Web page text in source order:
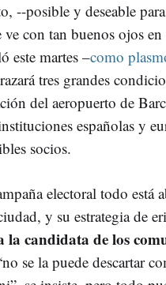
--posible y deseable
con tan buenos ojos
este martes –como
tres grandes
del aeropuerto de
españolas y
socios.
electoral todo está
y su estrategia de
la candidata de los
se la puede descartar